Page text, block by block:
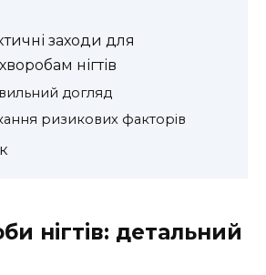
заходи для
нігтів
догляд
ризикових факторів
нігтів: детальний